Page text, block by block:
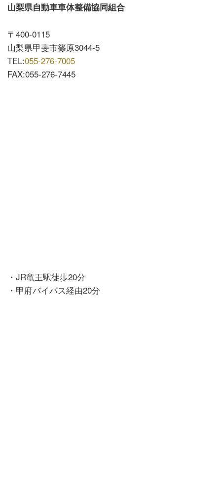
山梨県自動車車体整備協同組合
〒400-0115
山梨県甲斐市篠原3044-5
TEL:055-276-7005
FAX:055-276-7445
・JR竜王駅徒歩20分
・甲府バイパス経由20分